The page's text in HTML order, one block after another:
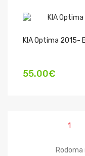
KIA Optima 2015-
55.00€
1
Rodoma